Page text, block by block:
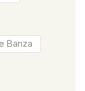
Banza